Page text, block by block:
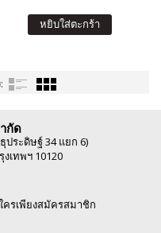
หยิบใส่ตะกร้า
กัด
ระดิษฐ์ 34 แยก 6)
เทพฯ 10120
รเพียงสมัครสมาชิก